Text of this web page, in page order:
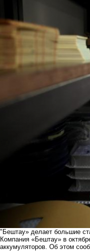
"Бештау» делает большие
Компания «Бештау» в
аккумуляторов. Об этом